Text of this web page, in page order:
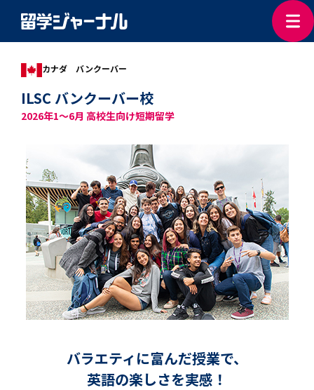
ILSC バンクーバー校
2026年1～6月 高校生向け短期留学
カナダ バンクーバー
バラエティに富んだ授業で、
英語の楽しさを実感！